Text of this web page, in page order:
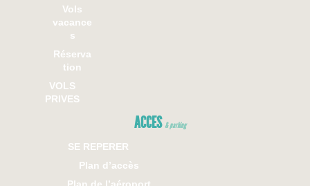
Vols
vacance
s
Réserva
tion
VOLS
PRIVES
ACCES & parking
SE REPERER
Plan d’accès